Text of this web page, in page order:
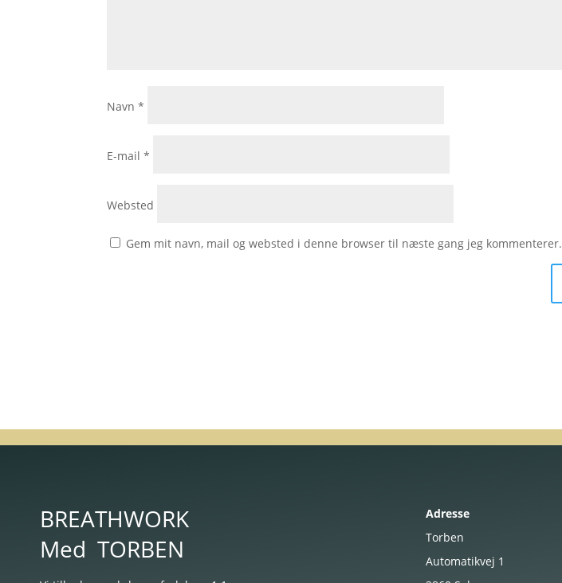
Navn*
E-mail*
Websted
Gem mit navn, mail og websted i denne browser til næste gang jeg kommenterer.
BREATHWORK
Med TORBEN
Adresse
Torben
Automatikvej 1